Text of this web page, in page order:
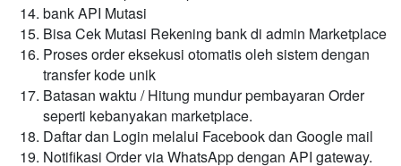
bank API Mutasi
Bisa Cek Mutasi Rekening bank di admin Marketplace
Proses order eksekusi otomatis oleh sistem dengan
transfer kode unik
Batasan waktu / Hitung mundur pembayaran Order
seperti kebanyakan marketplace.
Daftar dan Login melalui Facebook dan Google mail
Notifikasi Order via WhatsApp dengan API gateway.